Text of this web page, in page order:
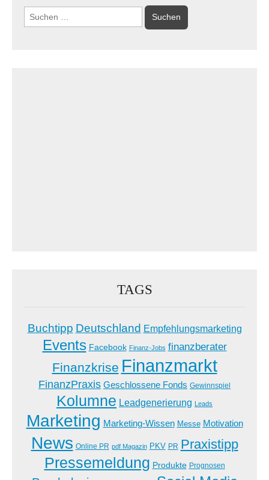
Suchen
nach:
TAGS
Buchtipp Deutschland Empfehlungsmarketing
Events Facebook Finanz-Jobs finanzberater
Finanzkrise Finanzmarkt
FinanzPraxis Geschlossene Fonds Gewinnspiel
Kolumne Leadgenerierung Leads
Marketing Marketing-Wissen Messe Motivation
News Online PR pdf Magazin PKV PR Praxistipp
Pressemeldung Produkte Prognosen